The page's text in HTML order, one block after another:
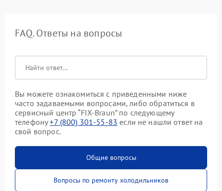
FAQ. Ответы на вопросы
Вы можете ознакомиться с приведенными ниже
часто задаваемыми вопросами, либо обратиться в
сервисный центр “FIX-Braun” по следующему
телефону+7 (800) 301-55-83 если не нашли ответ на
свой вопрос.
Общие вопросы
Вопросы по ремонту холодильников